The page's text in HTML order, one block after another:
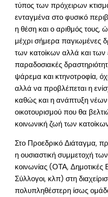
τύπος των πρόχειρων
ενταγμένα στο φυσικό
η θέση και ο αριθμός τους,
μέχρι σήμερα παγιωμένες
των κατοίκων αλλά και των
παραδοσιακές
ψάρεμα και κτηνοτροφία,
αλλά να προβλέπεται η
καθώς και η ανάπτυξη
οικοτουρισμού που θα
κοινωνική ζωή των
Στο Προεδρικό Διάταγμα,
η ουσιαστική συμμετοχή
κοινωνίας (ΟΤΑ, Δημοτικές
Σύλλογοι, κλπ) στη
πολυπληθέστερη ίσως